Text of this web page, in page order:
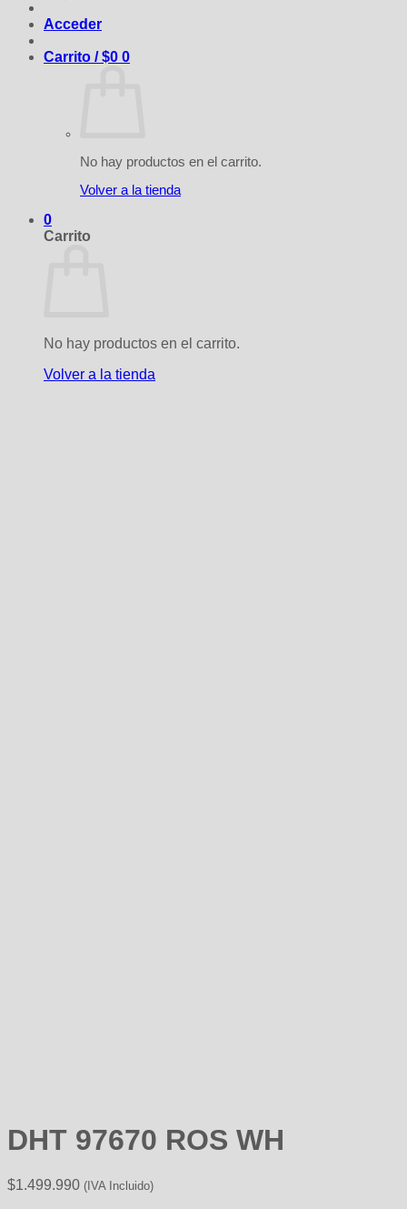
Acceder
Carrito /$0 0
No hay productos en el carrito.
Volver a la tienda
0
Carrito
No hay productos en el carrito.
Volver a la tienda
DHT 97670 ROS WH
$1.499.990 (IVA Incluido)